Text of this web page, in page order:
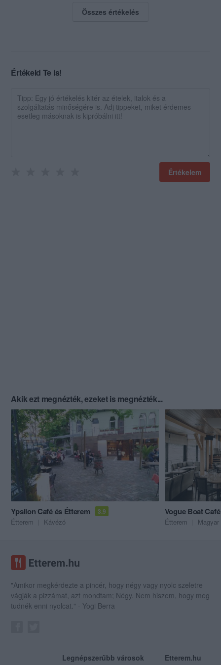
Összes értékelés
Értékeld Te is!
Értékelem
Akik ezt megnézték, ezeket is megnézték...
Ypsilon Café és Étterem 3.9
Étterem Kávézó
Vogue Boat
Étterem
"Amikor megkérdezte a pincér, hogy négy vagy nyolc szeletre
vágják a pizzámat, azt mondtam; Négy. Nem hiszem, hogy meg
tudnék enni nyolcat." - Yogi Berra
Legnépszerűbb városok Etterem.hu